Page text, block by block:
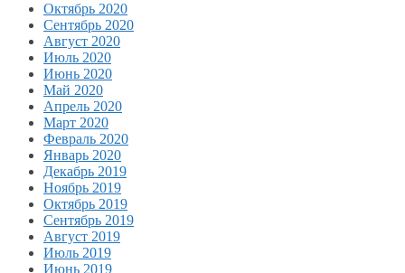
Октябрь 2020
Сентябрь 2020
Август 2020
Июль 2020
Июнь 2020
Май 2020
Апрель 2020
Март 2020
Февраль 2020
Январь 2020
Декабрь 2019
Ноябрь 2019
Октябрь 2019
Сентябрь 2019
Август 2019
Июль 2019
Июнь 2019